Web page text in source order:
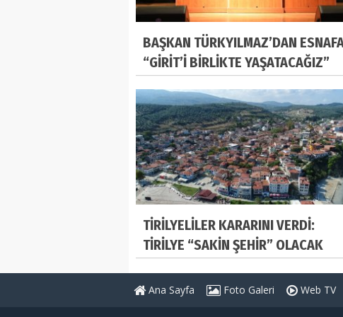
BAŞKAN TÜRKYILMAZ’DAN
“GİRİT’İ BİRLİKTE YAŞATACAĞIZ”
TİRİLYELİLER KARARINI VERDİ:
TİRİLYE “SAKİN ŞEHİR” OLACAK
Ana Sayfa Foto Galeri Web TV